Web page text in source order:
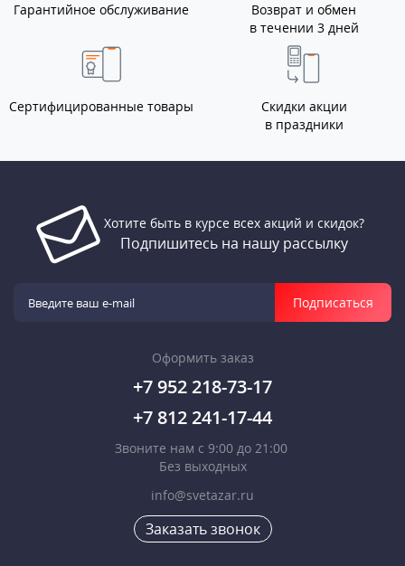
Гарантийное обслуживание
Возврат и обмен
в течении 3 дней
Сертифицированные товары
Скидки акции
в праздники
Хотите быть в курсе всех акций и скидок?
Подпишитесь на нашу рассылку
Подписаться
Оформить заказ
+7 952 218-73-17
+7 812 241-17-44
Звоните нам с 9:00 до 21:00
Без выходных
info@svetazar.ru
Заказать звонок